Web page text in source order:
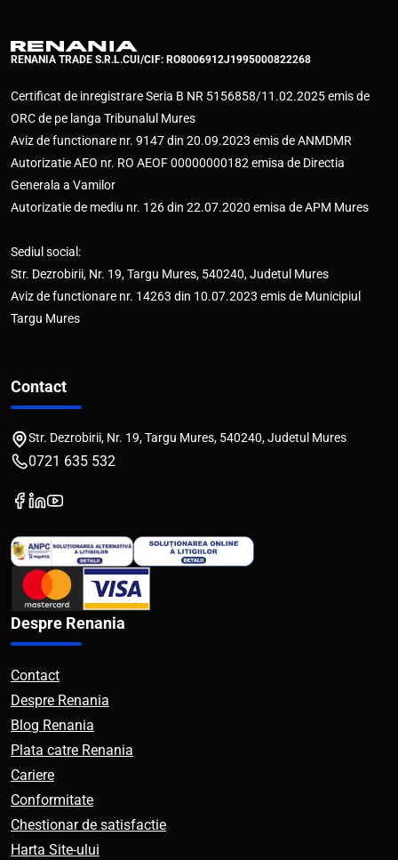
RENANIA TRADE S.R.L.CUI/CIF: RO8006912J1995000822268
Certificat de inregistrare Seria B NR 5156858/11.02.2025 emis de
ORC de pe langa Tribunalul Mures
Aviz de functionare nr. 9147 din 20.09.2023 emis de ANMDMR
Autorizatie AEO nr. RO AEOF 00000000182 emisa de Directia
Generala a Vamilor
Autorizatie de mediu nr. 126 din 22.07.2020 emisa de APM Mures
Sediul social:
Str. Dezrobirii, Nr. 19, Targu Mures, 540240, Judetul Mures
Aviz de functionare nr. 14263 din 10.07.2023 emis de Municipiul
Targu Mures
Contact
Str. Dezrobirii, Nr. 19, Targu Mures, 540240, Judetul Mures
0721 635 532
Despre Renania
Contact
Despre Renania
Blog Renania
Plata catre Renania
Cariere
Conformitate
Chestionar de satisfactie
Harta Site-ului